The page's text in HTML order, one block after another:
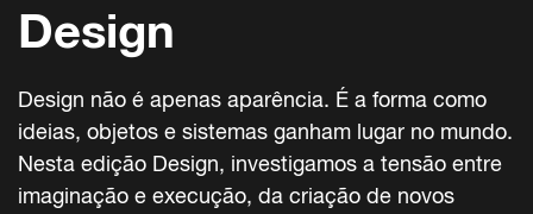
Design
Design não é apenas aparência. É a forma como
ideias, objetos e sistemas ganham lugar no mundo.
Nesta edição Design, investigamos a tensão entre
imaginação e execução, da criação de novos